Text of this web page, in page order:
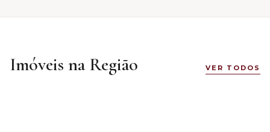
Imóveis na Região VER TODOS